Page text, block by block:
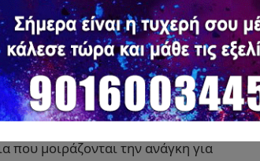
ζώδια που κατανοούν την ανάγκη για
γεμάτη ένταση, πάθος και αμοιβαία
που μοιράζονται την ανάγκη για